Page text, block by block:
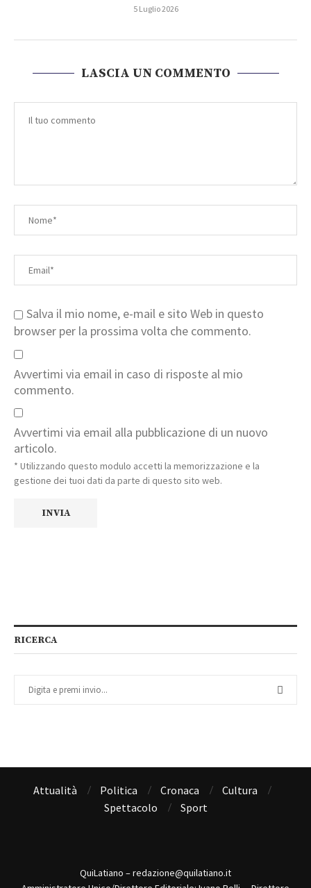
5 Luglio 2026
LASCIA UN COMMENTO
Salva il mio nome, e-mail e sito Web in questo
browser per la prossima volta che commento.
Avvertimi via email in caso di risposte al mio
commento.
Avvertimi via email alla pubblicazione di un nuovo
articolo.
* Utilizzando questo modulo accetti la memorizzazione e la
gestione dei tuoi dati da parte di questo sito web.
RICERCA
Attualità Politica Cronaca
Cultura
Spettacolo
Sport
QuiLatiano – redazione@quilatiano.it